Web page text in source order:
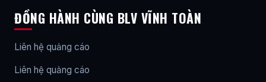
ĐỒNG HÀNH CÙNG BLV VĨNH TOÀN
Liên hệ quảng cáo
Liên hệ quảng cáo